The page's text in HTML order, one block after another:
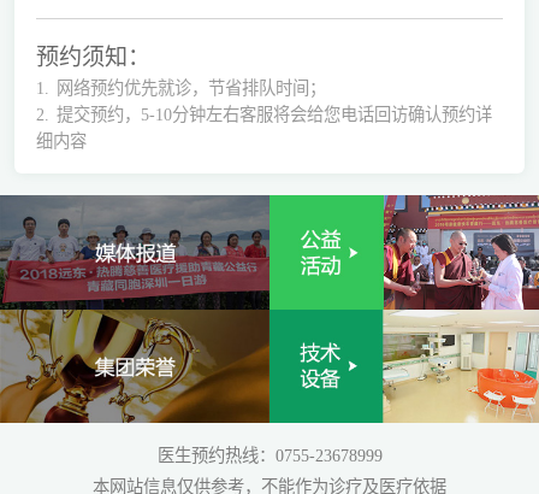
预约须知：
1.
网络预约优先就诊，节省排队时间；
2.
提交预约，5-10分钟左右客服将会给您电话回访确认预约详
细内容
医生预约热线：0755-23678999
本网站信息仅供参考，不能作为诊疗及医疗依据